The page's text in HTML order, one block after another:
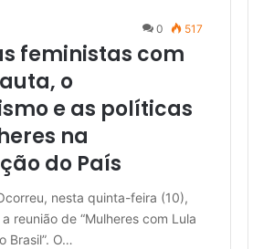
0 517
feministas com
o
e as políticas
na
do País
nesta quinta-feira (10),
reunião de “Mulheres com Lula
Brasil”. O…